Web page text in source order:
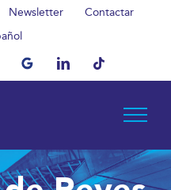
Newsletter
Contactar
MyBusinessLinkedInTiktok